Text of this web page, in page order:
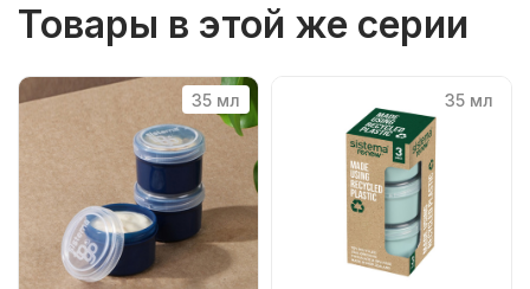
Товары в этой же серии
35 мл 35 мл